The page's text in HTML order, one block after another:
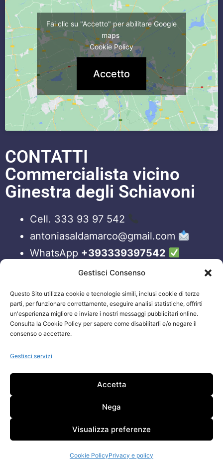
Gestisci Consenso
Questo Sito utilizza cookie e tecnologie simili, inclusi cookie di terze
parti, per funzionare correttamente, eseguire analisi statistiche, offrirti
un'esperienza migliore e inviare i nostri messaggi pubblicitari online.
Consulta la Cookie Policy per sapere come disabilitarli e/o negare il
consenso o accettare.
Gestisci servizi
Accetta
Nega
Visualizza preferenze
Cookie PolicyPrivacy e policy
Fai clic su "Accetto" per abilitare Google
maps
Cookie Policy
Accetto
CONTATTI
Commercialista vicino
Ginestra degli Schiavoni
Cell. 333 93 97 542
antoniasaldamarco@gmail.com
WhatsApp +393339397542
ORARI APERTURA UFFICI
Lun-Ven 09:00 – 19:00
Siamo sempre attivi e online sui nostri social.
Non esiti a contattarci, anche fuori gli orari
sopraelencati via email.
Attenzione: Si riceve solo su appuntamento.